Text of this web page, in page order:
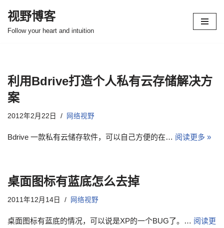
跳
视野博客
Follow your heart and intuition
利用Bdrive打造个人私有云存储解决方
案
2012年2月22日 网络视野
Bdrive 一款私有云储存软件，可以自己方便的在… 阅读更多 »
桌面图标有蓝底怎么去掉
2011年12月14日 网络视野
桌面图标有蓝底的情况，可以说是XP的一个BUG了。… 阅读更